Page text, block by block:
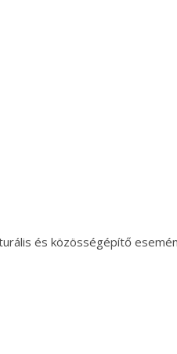
és közösségépítő